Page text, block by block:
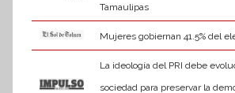
Tamaulipas
Mujeres gobiernan 41.5% del
La ideología del PRI debe
sociedad para preservar la